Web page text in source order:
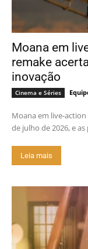
Moana em
remake
inovação
Cinema e Séries
Moana em live-action
de julho de 2026, e
Leia mais